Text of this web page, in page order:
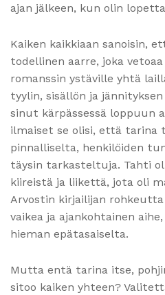
ajan jälkeen, kun olin
Kaiken kaikkiaan sanoisin,
todellinen aarre, joka
romanssin ystäville yhtä
tyylin, sisällön ja
sinut kärpässessä loppuun
ilmaiset se olisi, että tarina
pinnalliselta, henkilöiden
täysin tarkasteltuja. Tahti
kiireistä ja liikettä, jota oli
Arvostin kirjailijan
vaikea ja ajankohtainen
hieman epätasaiselta.
Mutta entä tarina itse,
sitoo kaiken yhteen?